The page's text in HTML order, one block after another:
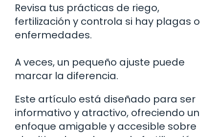
Revisa tus prácticas de riego,
fertilización y controla si hay plagas o
enfermedades.
A veces, un pequeño ajuste puede
marcar la diferencia.
Este artículo está diseñado para ser
informativo y atractivo, ofreciendo un
enfoque amigable y accesible sobre